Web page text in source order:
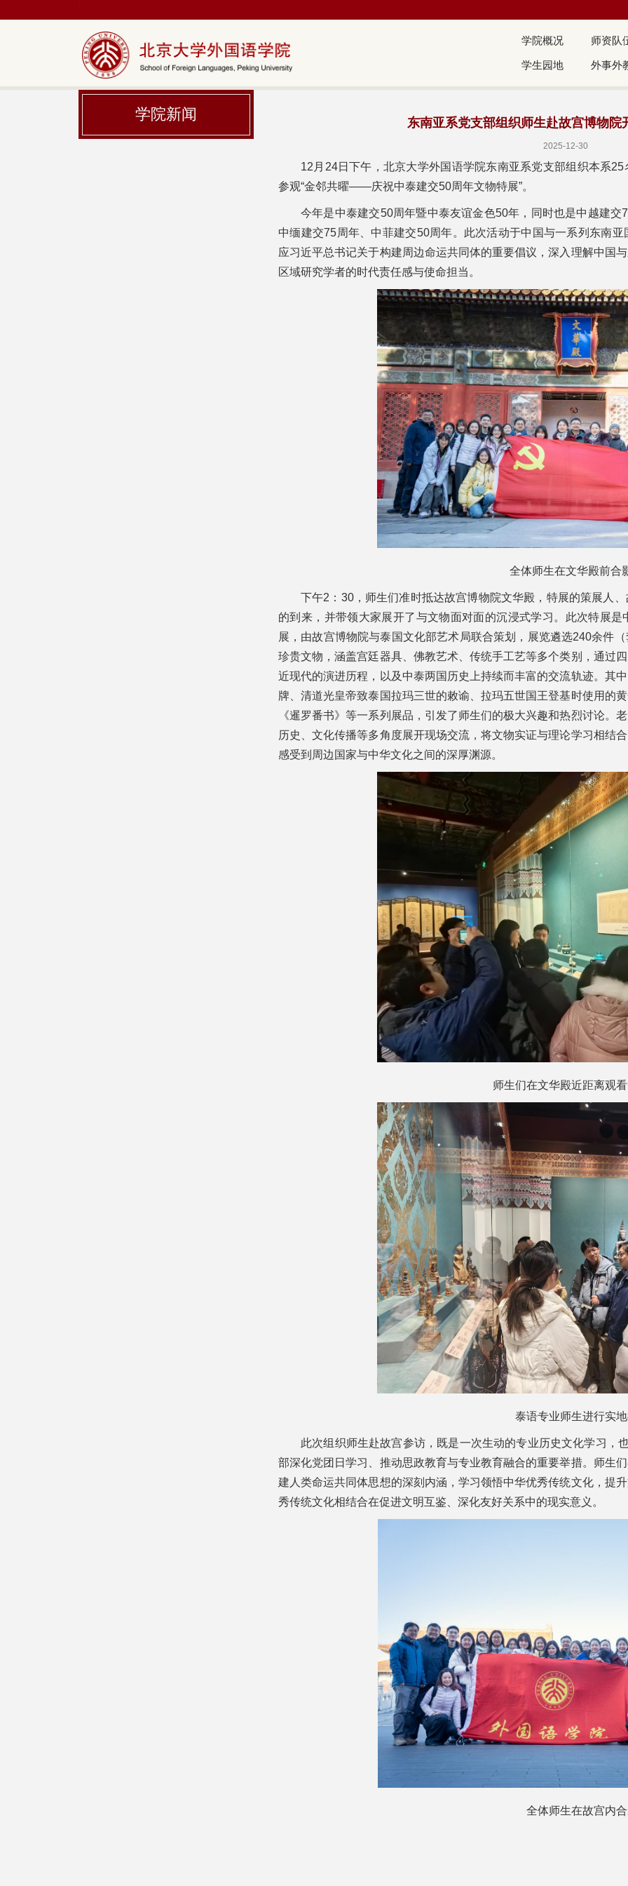
|
学院概况 师资队
学生园地 外事外
学院新闻 东南亚系党支部组织师生赴故宫博物院
2025-12-30
12月24日下午，北京大学外国语学院东南亚系党支部组织本系
参观“金邻共曜——庆祝中泰建交50周年文物特展”。
今年是中泰建交50周年暨中泰友谊金色50年，同时也是中越建
中缅建交75周年、中菲建交50周年。此次活动于中国与一系列东南
应习近平总书记关于构建周边命运共同体的重要倡议，深入理解中国
区域研究学者的时代责任感与使命担当。
全体师生在文华殿前合
下午2：30，师生们准时抵达故宫博物院文华殿，特展的策展人
的到来，并带领大家展开了与文物面对面的沉浸式学习。此次特展
展，由故宫博物院与泰国文化部艺术局联合策划，展览遴选240余件
珍贵文物，涵盖宫廷器具、佛教艺术、传统手工艺等多个类别，通过
近现代的演进历程，以及中泰两国历史上持续而丰富的交流轨迹。其
牌、清道光皇帝致泰国拉玛三世的敕谕、拉玛五世国王登基时使用的
《暹罗番书》等一系列展品，引发了师生们的极大兴趣和热烈讨论。
历史、文化传播等多角度展开现场交流，将文物实证与理论学习相结
感受到周边国家与中华文化之间的深厚渊源。
师生们在文华殿近距离观
泰语专业师生进行实
此次组织师生赴故宫参访，既是一次生动的专业历史文化学习，
部深化党团日学习、推动思政教育与专业教育融合的重要举措。师生
建人类命运共同体思想的深刻内涵，学习领悟中华优秀传统文化，提
秀传统文化相结合在促进文明互鉴、深化友好关系中的现实意义。
全体师生在故宫内